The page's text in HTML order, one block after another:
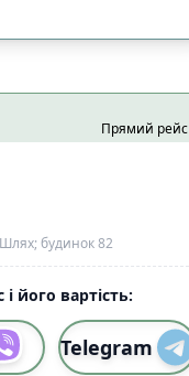
(18:00-22:59) 1
Прямий рейс
будинок 82
його вартість:
Telegram